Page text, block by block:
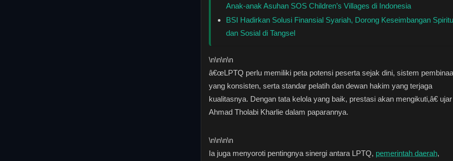
Anak-anak Asuhan SOS Children’s Villages di Indonesia
BSI Hadirkan Solusi Finansial Syariah, Dorong Keseimbangan
dan Sosial di Tangsel
\n\n\n\n
â€œLPTQ perlu memiliki peta potensi peserta sejak dini, sistem
yang konsisten, serta standar pelatih dan dewan hakim yang terjaga
kualitasnya. Dengan tata kelola yang baik, prestasi akan mengikuti,â€ ujar
Ahmad Tholabi Kharlie dalam paparannya.
\n\n\n\n
Ia juga menyoroti pentingnya sinergi antara LPTQ, pemerintah daerah,